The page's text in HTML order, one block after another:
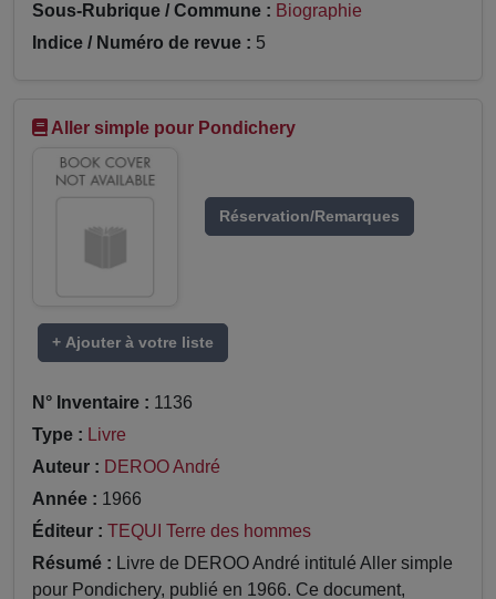
Sous-Rubrique / Commune : Biographie
Indice / Numéro de revue : 5
Aller simple pour Pondichery
Réservation/Remarques
+ Ajouter à votre liste
N° Inventaire : 1136
Type : Livre
Auteur : DEROO André
Année : 1966
Éditeur : TEQUI Terre des hommes
Résumé : Livre de DEROO André intitulé Aller simple
pour Pondichery, publié en 1966. Ce document,